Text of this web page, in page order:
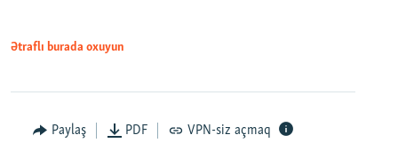
Ətraflı burada oxuyun
Paylaş PDF VPN-siz açmaq